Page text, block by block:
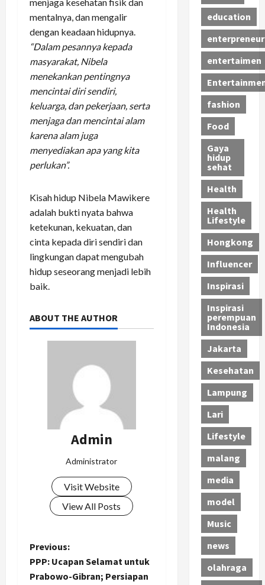
mentalnya, dan mengalir
dengan keadaan hidupnya.
“Dalam pesannya kepada
masyarakat, Nibela
menekankan pentingnya
mencintai diri sendiri,
keluarga, dan pekerjaan, serta
menjaga dan mencintai alam
karena alam juga
menyediakan apa yang kita
perlukan”.
Kisah hidup Nibela Mawikere
adalah bukti nyata bahwa
ketekunan, kekuatan, dan
cinta kepada diri sendiri dan
lingkungan dapat mengubah
hidup seseorang menjadi lebih
baik.
ABOUT THE AUTHOR
Admin
Administrator
Visit Website
View All Posts
P
o
Previous:
PPP: Ucapan Selamat untuk
Prabowo-Gibran; Persiapan
education
enterpreneur
entertaimen
fashion
Food
Gaya
hidup
sehat
Health
Health
Lifestyle
Hongkong
Influencer
Inspirasi
Inspirasi
perempuan
Indonesia
Jakarta
Kesehatan
Lampung
Lari
Lifestyle
malang
media
model
Music
news
olahraga